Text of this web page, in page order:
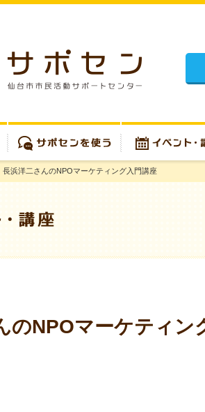
サポセンを使う イベント・講座
長浜洋二さんのNPOマーケティング入門講座
のNPOマーケティン